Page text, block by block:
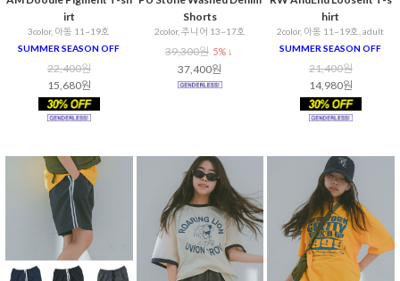
irt
3color, 아동 11~19호
SUMMER SEASON OFF
22,400원
15,680원
Shorts
2color, 주니어 13~17호
39,300원 5% ↓
37,400원
hirt
2color, 아동 11~19호, adult
SUMMER SEASON OFF
21,400원
14,980원